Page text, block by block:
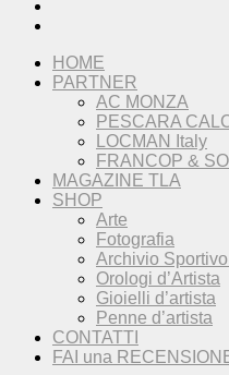
HOME
PARTNER
AC MONZA
PESCARA
LOCMAN Italy
FRANCOP &
MAGAZINE TLA
SHOP
Arte
Fotografia
Archivio
Orologi d’Artista
Gioielli d’artista
Penne d’artista
CONTATTI
FAI una